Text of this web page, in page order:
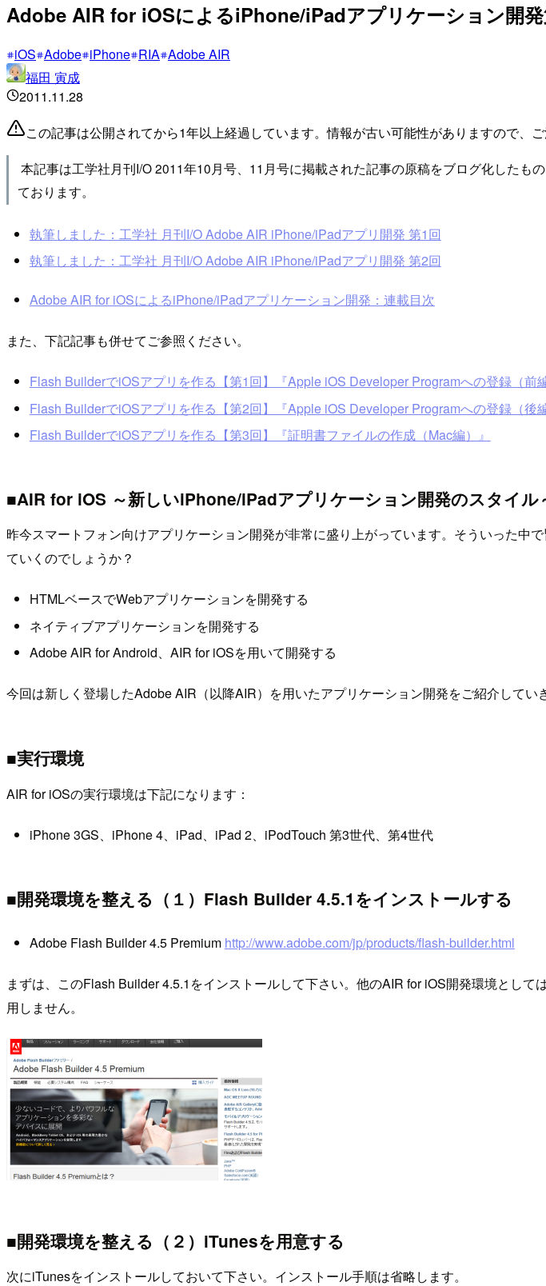
Adobe AIR for iOSによるiPhone/iPadアプリケーション開
iOS Adobe iPhone RIA Adobe AIR
福田 寅成
2011.11.28
この記事は公開されてから1年以上経過しています。情報が古い可能性がありますので、ご
本記事は工学社月刊I/O 2011年10月号、11月号に掲載された記事の原稿をブログ化した
ております。
執筆しました：工学社 月刊I/O Adobe AIR iPhone/iPadアプリ開発 第1回
執筆しました：工学社 月刊I/O Adobe AIR iPhone/iPadアプリ開発 第2回
Adobe AIR for iOSによるiPhone/iPadアプリケーション開発：連載目次
また、下記記事も併せてご参照ください。
Flash BuilderでiOSアプリを作る【第1回】『Apple iOS Developer Programへの登録（前
Flash BuilderでiOSアプリを作る【第2回】『Apple iOS Developer Programへの登録（後
Flash BuilderでiOSアプリを作る【第3回】『証明書ファイルの作成（Mac編）』
■AIR for iOS ～新しいiPhone/iPadアプリケーション開発のスタイル
昨今スマートフォン向けアプリケーション開発が非常に盛り上がっています。そういった
ていくのでしょうか？
HTMLベースでWebアプリケーションを開発する
ネイティブアプリケーションを開発する
Adobe AIR for Android、AIR for iOSを用いて開発する
今回は新しく登場したAdobe AIR（以降AIR）を用いたアプリケーション開発をご紹介してい
■実行環境
AIR for iOSの実行環境は下記になります：
iPhone 3GS、iPhone 4、iPad、iPad 2、iPodTouch 第3世代、第4世代
■開発環境を整える（１）Flash Builder 4.5.1をインストールする
Adobe Flash Builder 4.5 Premium http://www.adobe.com/jp/products/flash-builder.html
まずは、このFlash Builder 4.5.1をインストールして下さい。他のAIR for iOS開発環境とし
用しません。
■開発環境を整える（２）iTunesを用意する
次にiTunesをインストールしておいて下さい。インストール手順は省略します。